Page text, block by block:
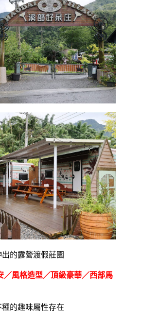
的露營渡假莊園
／風格造型／頂級豪華／西部馬
的趣味屬性存在